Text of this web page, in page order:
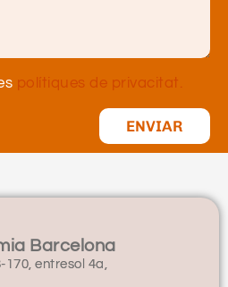
polítiques de privacitat.
ENVIAR
Barcelona
entresol 4a,